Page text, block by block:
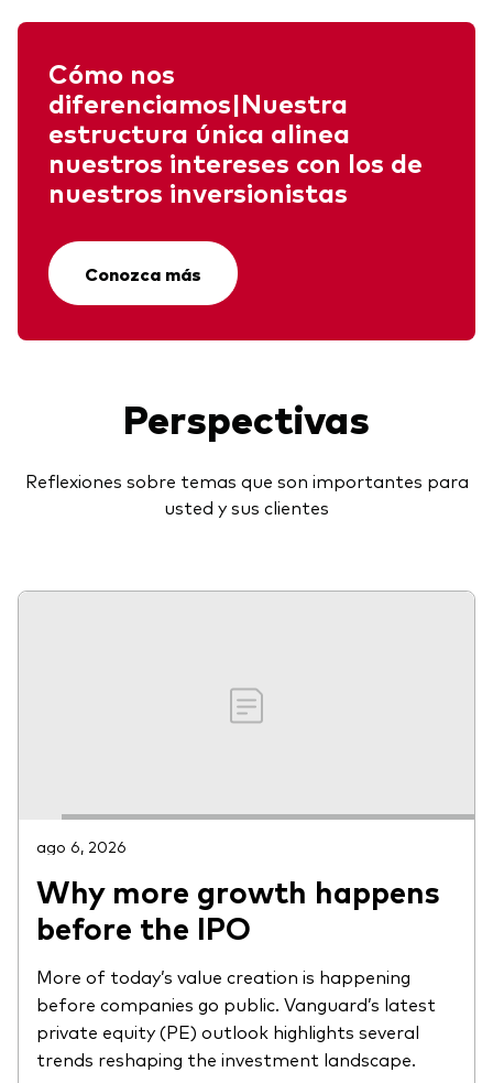
Cómo nos
diferenciamos|Nuestra
estructura única alinea
nuestros intereses con los de
nuestros inversionistas
Conozca más
Perspectivas
Reflexiones sobre temas que son importantes para
usted y sus clientes
ago 6, 2026
Why more growth happens
before the IPO
More of today’s value creation is happening
before companies go public. Vanguard’s latest
private equity (PE) outlook highlights several
trends reshaping the investment landscape.